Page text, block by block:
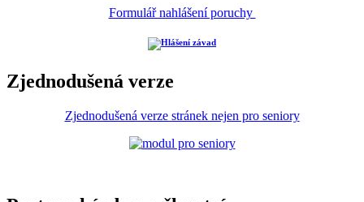
Formulář nahlášení poruchy
Zjednodušená verze
Zjednodušená verze stránek nejen pro seniory